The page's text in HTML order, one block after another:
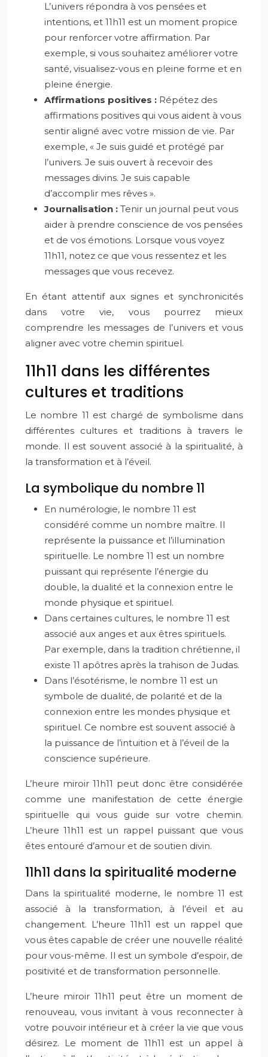
L’univers répondra à vos pensées et
intentions, et 11h11 est un moment propice
pour renforcer votre affirmation. Par
exemple, si vous souhaitez améliorer votre
santé, visualisez-vous en pleine forme et en
pleine énergie.
Affirmations positives : Répétez des
affirmations positives qui vous aident à vous
sentir aligné avec votre mission de vie. Par
exemple, « Je suis guidé et protégé par
l’univers. Je suis ouvert à recevoir des
messages divins. Je suis capable
d’accomplir mes rêves ».
Journalisation : Tenir un journal peut vous
aider à prendre conscience de vos pensées
et de vos émotions. Lorsque vous voyez
11h11, notez ce que vous ressentez et les
messages que vous recevez.
En étant attentif aux signes et synchronicités
dans votre vie, vous pourrez mieux
comprendre les messages de l’univers et vous
aligner avec votre chemin spirituel.
11h11 dans les différentes
cultures et traditions
Le nombre 11 est chargé de symbolisme dans
différentes cultures et traditions à travers le
monde. Il est souvent associé à la spiritualité, à
la transformation et à l’éveil.
La symbolique du nombre 11
En numérologie, le nombre 11 est
considéré comme un nombre maître. Il
représente la puissance et l’illumination
spirituelle. Le nombre 11 est un nombre
puissant qui représente l’énergie du
double, la dualité et la connexion entre le
monde physique et spirituel.
Dans certaines cultures, le nombre 11 est
associé aux anges et aux êtres spirituels.
Par exemple, dans la tradition chrétienne, il
existe 11 apôtres après la trahison de Judas.
Dans l’ésotérisme, le nombre 11 est un
symbole de dualité, de polarité et de la
connexion entre les mondes physique et
spirituel. Ce nombre est souvent associé à
la puissance de l’intuition et à l’éveil de la
conscience supérieure.
L’heure miroir 11h11 peut donc être considérée
comme une manifestation de cette énergie
spirituelle qui vous guide sur votre chemin.
L’heure 11h11 est un rappel puissant que vous
êtes entouré d’amour et de soutien divin.
11h11 dans la spiritualité moderne
Dans la spiritualité moderne, le nombre 11 est
associé à la transformation, à l’éveil et au
changement. L’heure 11h11 est un rappel que
vous êtes capable de créer une nouvelle réalité
pour vous-même. Il est un symbole d’espoir, de
positivité et de transformation personnelle.
L’heure miroir 11h11 peut être un moment de
renouveau, vous invitant à vous reconnecter à
votre pouvoir intérieur et à créer la vie que vous
désirez. Le moment de 11h11 est un appel à